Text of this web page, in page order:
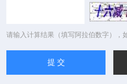
请输入计算结果（填写阿拉伯数字），